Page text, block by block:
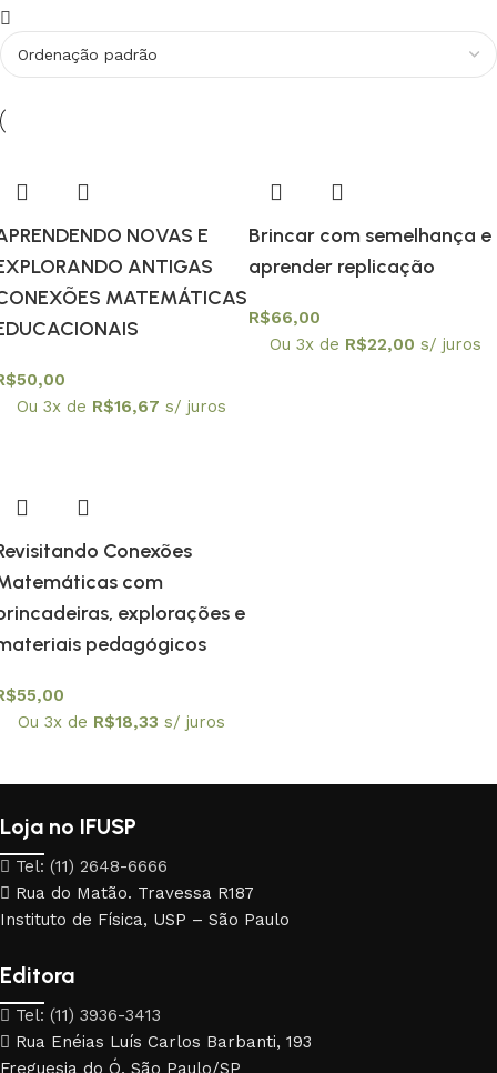
NOVAS E
ANTIGAS
MATEMÁTICAS
50,00
Ou 3x de R$16,67 s/ juros
Brincar com semelhança e
aprender replicação
R$66,00
Ou 3x de R$22,00 s/ juros
Conexões
com
explorações e
pedagógicos
55,00
Ou 3x de R$18,33 s/ juros
Loja no IFUSP
Tel: (11) 2648-6666
Rua do Matão. Travessa R187
Instituto de Física, USP – São Paulo
Editora
Tel: (11) 3936-3413
Rua Enéias Luís Carlos Barbanti, 193
Freguesia do Ó, São Paulo/SP